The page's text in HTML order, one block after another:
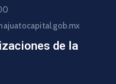
de la